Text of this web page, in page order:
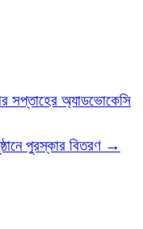
সপ্তাহের অ্যাডভোকেসি
পুরস্কার বিতরণ →